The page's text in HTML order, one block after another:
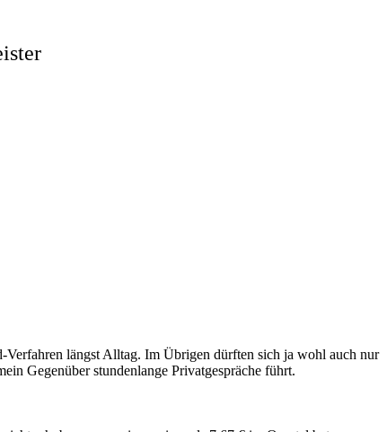
Verfahren längst Alltag. Im Übrigen dürften sich ja wohl auch nur
Gegenüber stundenlange Privatgespräche führt.